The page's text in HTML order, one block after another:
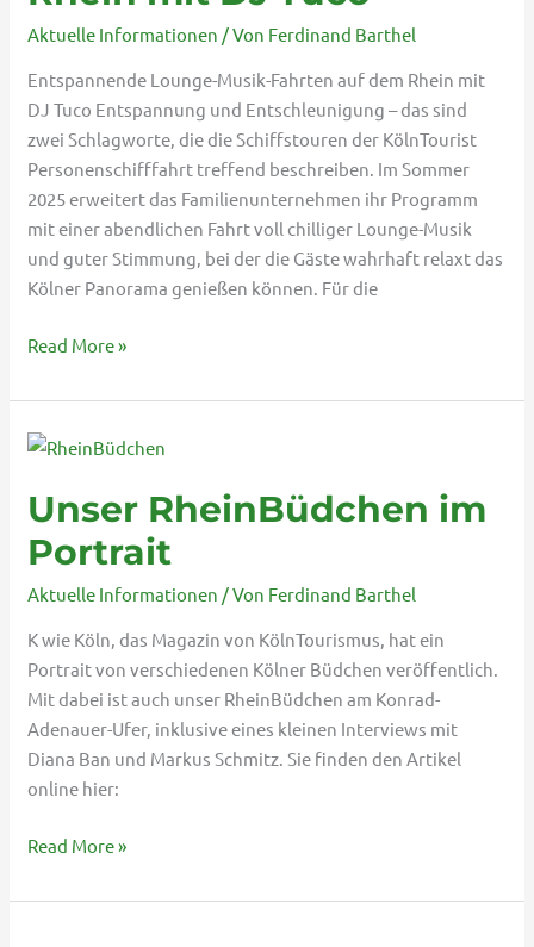
Aktuelle Informationen / Von Ferdinand Barthel
Entspannende Lounge-Musik-Fahrten auf dem Rhein mit
DJ Tuco Entspannung und Entschleunigung – das sind
zwei Schlagworte, die die Schiffstouren der KölnTourist
Personenschifffahrt treffend beschreiben. Im Sommer
2025 erweitert das Familienunternehmen ihr Programm
mit einer abendlichen Fahrt voll chilliger Lounge-Musik
und guter Stimmung, bei der die Gäste wahrhaft relaxt das
Kölner Panorama genießen können. Für die
DJ
Tuco
Read More »
Unser RheinBüdchen im
Portrait
Aktuelle Informationen / Von Ferdinand Barthel
K wie Köln, das Magazin von KölnTourismus, hat ein
Portrait von verschiedenen Kölner Büdchen veröffentlich.
Mit dabei ist auch unser RheinBüdchen am Konrad-
Adenauer-Ufer, inklusive eines kleinen Interviews mit
Diana Ban und Markus Schmitz. Sie finden den Artikel
online hier:
Unser
im
Read More »